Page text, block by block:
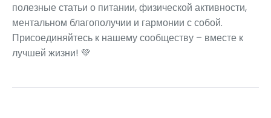
полезные статьи о питании, физической активности,
ментальном благополучии и гармонии с собой.
Присоединяйтесь к нашему сообществу – вместе к
лучшей жизни! 💚